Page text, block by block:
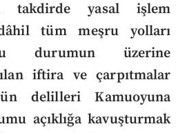
takdirde yasal işlem
tüm meşru yolları
durumun üzerine
iftira ve çarpıtmalar
delilleri Kamuoyuna
açıklığa kavuşturmak